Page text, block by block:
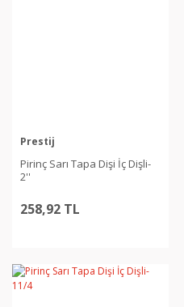
Prestij
Pirinç Sarı Tapa Dişi İç Dişli-
2''
258,92 TL